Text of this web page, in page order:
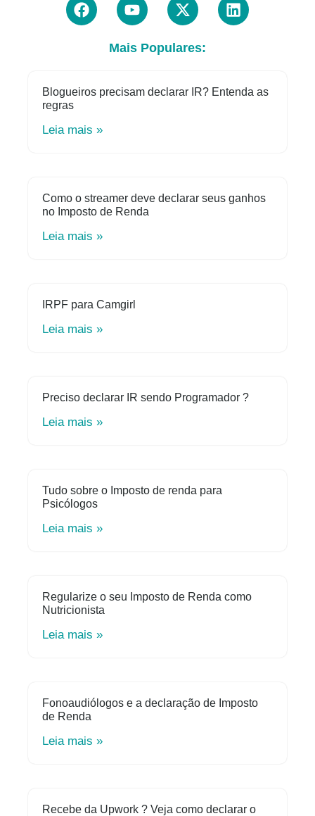
Mais Populares:
Blogueiros precisam declarar IR? Entenda as
regras
Leia mais »
Como o streamer deve declarar seus ganhos
no Imposto de Renda
Leia mais »
IRPF para Camgirl
Leia mais »
Preciso declarar IR sendo Programador ?
Leia mais »
Tudo sobre o Imposto de renda para
Psicólogos
Leia mais »
Regularize o seu Imposto de Renda como
Nutricionista
Leia mais »
Fonoaudiólogos e a declaração de Imposto
de Renda
Leia mais »
Recebe da Upwork ? Veja como declarar o